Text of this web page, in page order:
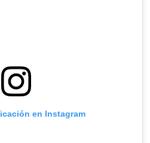
en Instagram